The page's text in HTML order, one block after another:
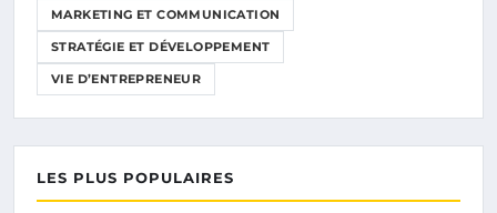
MARKETING ET COMMUNICATION
STRATÉGIE ET DÉVELOPPEMENT
VIE D’ENTREPRENEUR
LES PLUS POPULAIRES